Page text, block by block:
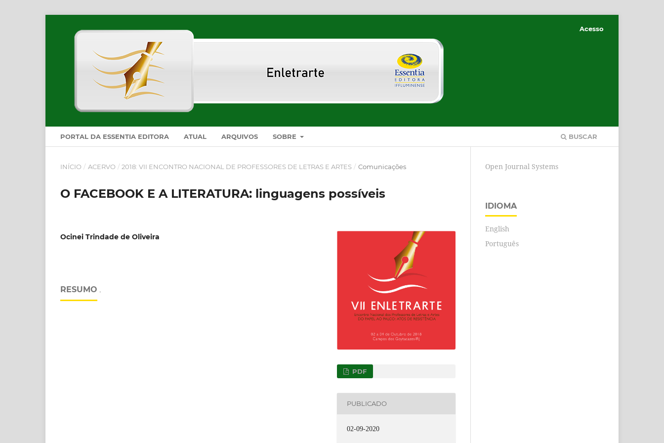
PORTAL DA ESSENTIA EDITORA ATUAL ARQUIVOS SOBRE BUSCAR
Acesso
INÍCIO / ACERVO / 2018: VII ENCONTRO NACIONAL DE PROFESSORES DE LETRAS E ARTES / Comunicações
O FACEBOOK E A LITERATURA: linguagens possíveis
Ocinei Trindade de Oliveira
RESUMO
PDF
PUBLICADO
02-09-2020
Open Journal Systems
IDIOMA
English
Português